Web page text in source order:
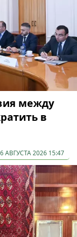
между
в
АВГУСТА 2026 15:47